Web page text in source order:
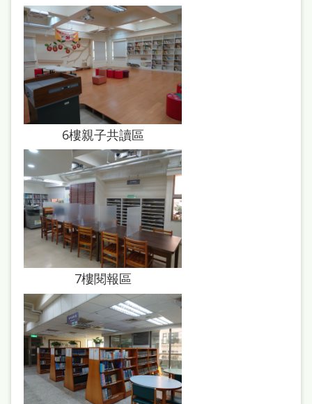
日
本
語
隱
私
及
網
站
安
政
策
政
網
站
6樓親子共讀區
7樓閱報區